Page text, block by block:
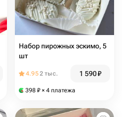
Набор пирожных эскимо, 5
шт
4.952 тыс. 1 590₽
398 ₽ × 4 платежа